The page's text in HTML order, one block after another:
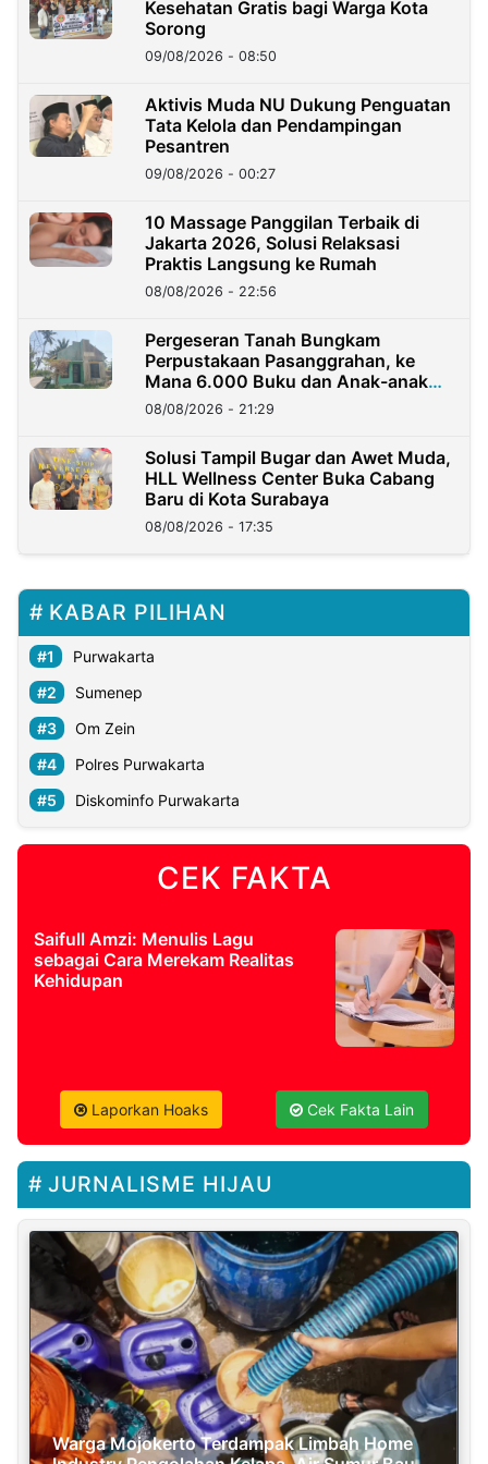
Kesehatan Gratis bagi Warga Kota
Sorong
09/08/2026 - 08:50
Aktivis Muda NU Dukung Penguatan
Tata Kelola dan Pendampingan
Pesantren
09/08/2026 - 00:27
10 Massage Panggilan Terbaik di
Jakarta 2026, Solusi Relaksasi
Praktis Langsung ke Rumah
08/08/2026 - 22:56
Pergeseran Tanah Bungkam
Perpustakaan Pasanggrahan, ke
Mana 6.000 Buku dan Anak-anak
Kini?
08/08/2026 - 21:29
Solusi Tampil Bugar dan Awet Muda,
HLL Wellness Center Buka Cabang
Baru di Kota Surabaya
08/08/2026 - 17:35
KABAR PILIHAN
Purwakarta
Sumenep
Om Zein
Polres Purwakarta
Diskominfo Purwakarta
CEK FAKTA
Saifull Amzi: Menulis Lagu
sebagai Cara Merekam Realitas
Kehidupan
Laporkan Hoaks Cek Fakta Lain
JURNALISME HIJAU
Warga Mojokerto Terdampak Limbah Home